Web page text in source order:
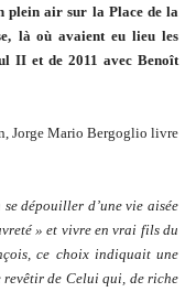
plein air sur la Place de la
là où avaient eu lieu les
II et de 2011 avec Benoît
Jorge Mario Bergoglio livre
dépouiller d’une vie aisée
» et vivre en vrai fils du
ce choix indiquait une
revêtir de Celui qui, de riche